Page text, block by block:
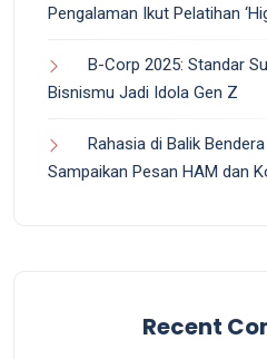
Pengalaman Ikut Pelatihan
B-Corp 2025: Standar
Bisnismu Jadi Idola Gen Z
Rahasia di Balik
Sampaikan Pesan HAM dan
Recent